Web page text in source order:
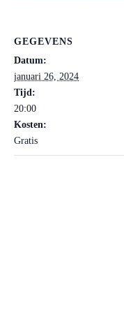
GEGEVENS
Datum:
januari 26, 2024
Tijd:
20:00
Kosten:
Gratis